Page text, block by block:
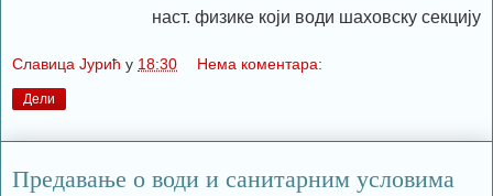
наст. физике који води шаховску секцију
Славица Јурић у 18:30 Нема коментара:
Дели
Предавање о води и санитарним условима